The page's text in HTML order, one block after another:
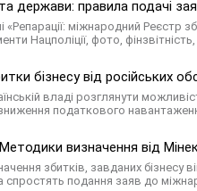
держави: правила подачі
«Репарації: міжнародний
Нацполіції, фото,
бізнесу від російських
владі розглянути
податкового
визначення від
збитків, завданих бізнесу
подання заяв до